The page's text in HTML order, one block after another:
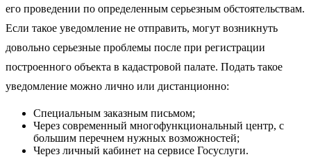
его проведении по определенным серьезным обстоятельствам.
Если такое уведомление не отправить, могут возникнуть
довольно серьезные проблемы после при регистрации
построенного объекта в кадастровой палате. Подать такое
уведомление можно лично или дистанционно:
Специальным заказным письмом;
Через современный многофункциональный центр, с
большим перечнем нужных возможностей;
Через личный кабинет на сервисе Госуслуги.